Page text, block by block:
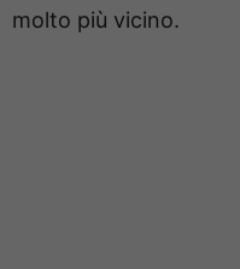
molto più vicino.